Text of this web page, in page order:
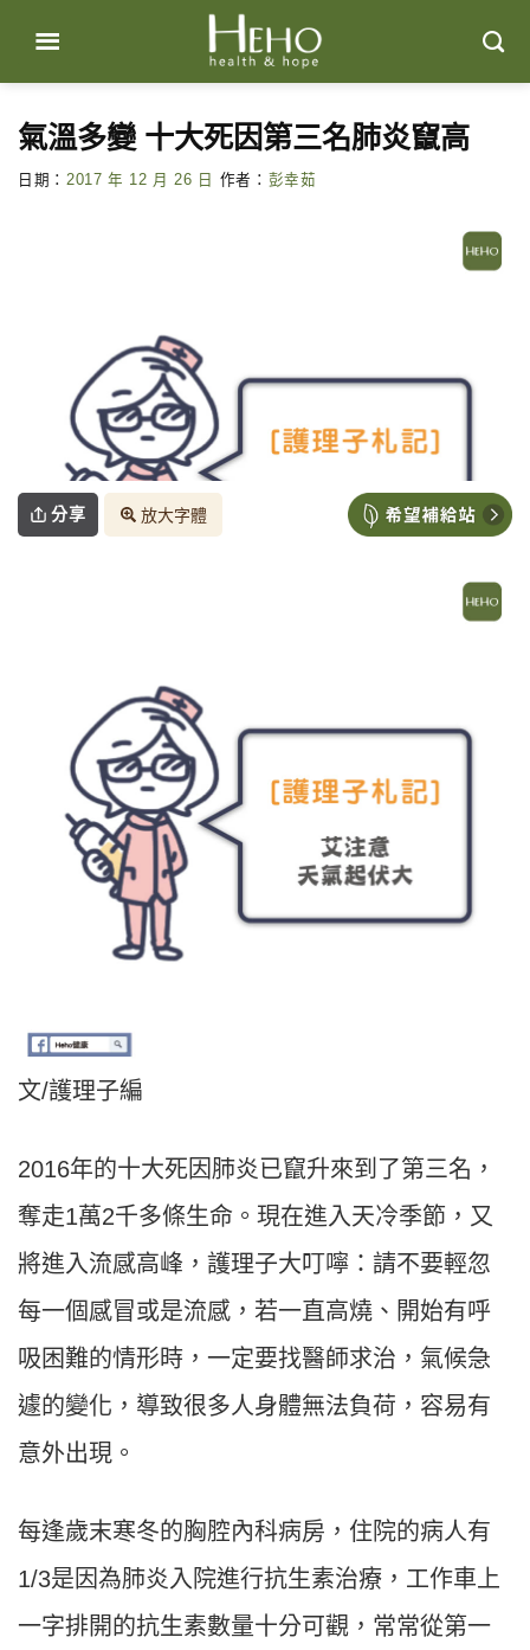
content
氣溫多變 十大死因第三名肺炎竄高
日期： 2017 年 12 月 26 日 作者： 彭幸茹
分享 放大字體
文/護理子編
2016年的十大死因肺炎已竄升來到了第三名，
奪走1萬2千多條生命。現在進入天冷季節，又
將進入流感高峰，護理子大叮嚀：請不要輕忽
每一個感冒或是流感，若一直高燒、開始有呼
吸困難的情形時，一定要找醫師求治，氣候急
遽的變化，導致很多人身體無法負荷，容易有
意外出現。
每逢歲末寒冬的胸腔內科病房，住院的病人有
1/3是因為肺炎入院進行抗生素治療，工作車上
一字排開的抗生素數量十分可觀，常常從第一